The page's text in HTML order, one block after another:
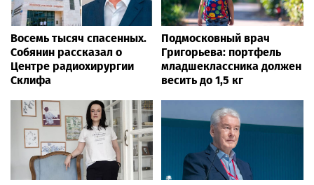
Восемь тысяч спасенных.
Собянин рассказал о
Центре радиохирургии
Склифа
Подмосковный врач
Григорьева: портфель
младшеклассника должен
весить до 1,5 кг